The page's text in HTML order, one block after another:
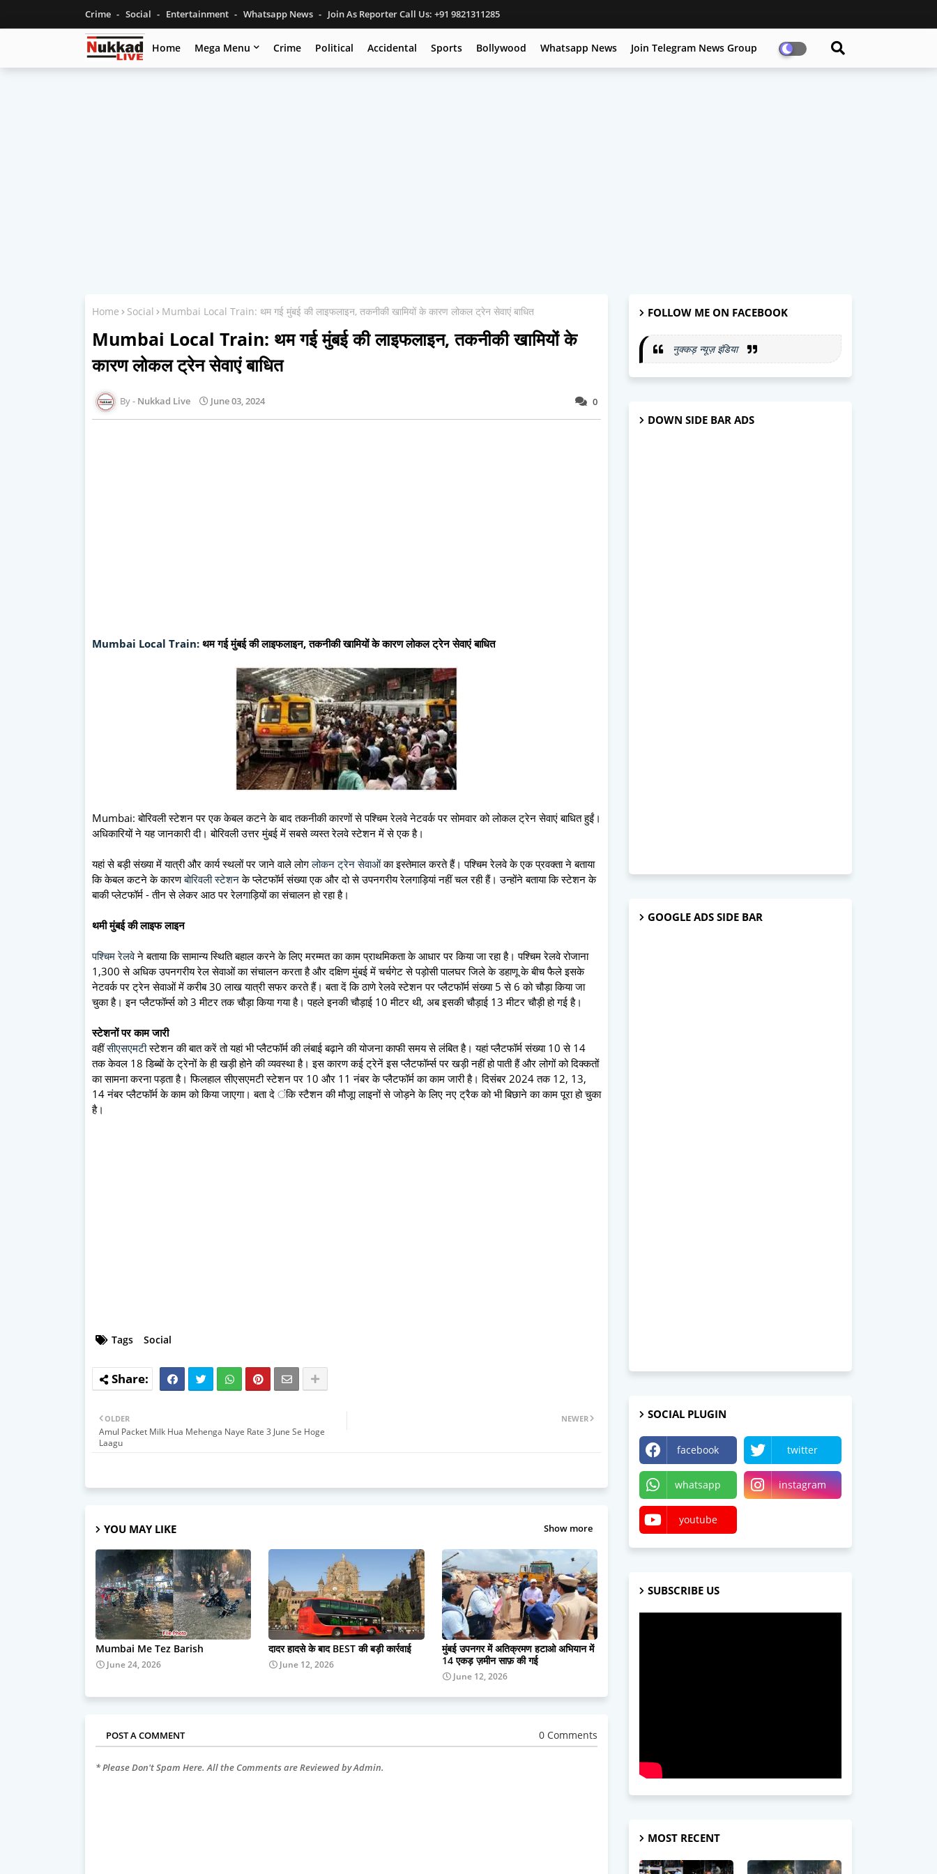
Crime Social Entertainment Whatsapp News Join As Reporter Call Us: +91 9821311285
Home Mega Menu Crime Political Accidental Sports Bollywood Whatsapp News Join Telegram News Group
Home Social Mumbai Local Train: थम गई मुंबई की लाइफलाइन, तकनीकी खामियों के कारण लोकल ट्रेन सेवाएं बाधित
Mumbai Local Train: थम गई मुंबई की लाइफलाइन, तकनीकी खामियों के
कारण लोकल ट्रेन सेवाएं बाधित
0
Nukkad Live June 03, 2024
Mumbai Local Train: थम गई मुंबई की लाइफलाइन, तकनीकी खामियों के कारण लोकल ट्रेन सेवाएं बाधित
Mumbai: बोरिवली स्टेशन पर एक केबल कटने के बाद तकनीकी कारणों से पश्चिम रेलवे नेटवर्क पर सोमवार को लोकल ट्रेन सेवाएं बाधित हुईं।
अधिकारियों ने यह जानकारी दी। बोरिवली उत्तर मुंबई में सबसे व्यस्त रेलवे स्टेशन में से एक है।
यहां से बड़ी संख्या में यात्री और कार्य स्थलों पर जाने वाले लोगलोकन ट्रेन सेवाओंका इस्तेमाल करते हैं। पश्चिम रेलवे के एक प्रवक्ता ने बताया
कि केबल कटने के कारणबोरिवली स्टेशनके प्लेटफॉर्म संख्या एक और दो से उपनगरीय रेलगाड़ियां नहीं चल रही हैं। उन्होंने बताया कि स्टेशन के
बाकी प्लेटफॉर्म - तीन से लेकर आठ पर रेलगाड़ियों का संचालन हो रहा है।
थमी मुंबई की लाइफ लाइन
पश्चिम रेलवेने बताया कि सामान्य स्थिति बहाल करने के लिए मरम्मत का काम प्राथमिकता के आधार पर किया जा रहा है। पश्चिम रेलवे रोजाना
1,300 से अधिक उपनगरीय रेल सेवाओं का संचालन करता है और दक्षिण मुंबई में चर्चगेट से पड़ोसी पालघर जिले के डहाणू के बीच फैले इसके
नेटवर्क पर ट्रेन सेवाओं में करीब 30 लाख यात्री सफर करते हैं। बता दें कि ठाणे रेलवे स्टेशन पर प्लैटफॉर्म संख्या 5 से 6 को चौड़ा किया जा
चुका है। इन प्लैटफॉर्म्स को 3 मीटर तक चौड़ा किया गया है। पहले इनकी चौड़ाई 10 मीटर थी, अब इसकी चौड़ाई 13 मीटर चौड़ी हो गई है।
स्टेशनों पर काम जारी
वहींसीएसएमटीस्टेशन की बात करें तो यहां भी प्लैटफॉर्म की लंबाई बढ़ाने की योजना काफी समय से लंबित है। यहां प्लैटफॉर्म संख्या 10 से 14
तक केवल 18 डिब्बों के ट्रेनों के ही खड़ी होने की व्यवस्था है। इस कारण कई ट्रेनें इस प्लैटफॉर्म्स पर खड़ी नहीं हो पाती हैं और लोगों को दिक्कतों
का सामना करना पड़ता है। फिलहाल सीएसएमटी स्टेशन पर 10 और 11 नंबर के प्लैटफॉर्म का काम जारी है। दिसंबर 2024 तक 12, 13,
14 नंबर प्लैटफॉर्म के काम को किया जाएगा। बता दे ंकि स्टैशन की मौजूा लाइनों से जोड़ने के लिए नए ट्रैक को भी बिछाने का काम पूरा हो चुका
है।
Tags Social
NEWER
OLDER
Amul Packet Milk Hua Mehenga Naye Rate 3 June Se Hoge
Laagu
YOU MAY LIKE Show more
Mumbai Me Tez Barish
June 24, 2026
दादर हादसे के बाद BEST की बड़ी कार्रवाई
June 12, 2026
मुंबई उपनगर में अतिक्रमण हटाओ अभियान में
14 एकड़ ज़मीन साफ़ की गई
June 12, 2026
POST A COMMENT 0 Comments
* Please Don't Spam Here. All the Comments are Reviewed by Admin.
FOLLOW ME ON FACEBOOK
नुक्कड़ न्यूज़ इंडिया
DOWN SIDE BAR ADS
GOOGLE ADS SIDE BAR
SOCIAL PLUGIN
facebook twitter
whatsapp instagram
youtube
SUBSCRIBE US
MOST RECENT